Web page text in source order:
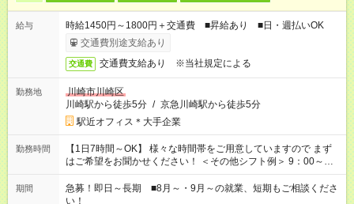
給与
時給1450円～1800円＋交通費 ■昇給あり ■日・週払いOK
交通費別途支給あり
交通費 交通費支給あり ※当社規定による
勤務地
川崎市川崎区
川崎駅から徒歩5分 / 京急川崎駅から徒歩5分
駅近オフィス＊大手企業
勤務時間
【1日7時間～OK】 様々な時間帯をご用意していますので まず
はご希望をお聞かせください！ ＜その他シフト例＞ 9：00～
17：00 11：00～20：00 などなど！その他のお時間もOKです！
期間
急募！即日～長期 ■8月～・9月～の就業、短期もご相談くださ
い！